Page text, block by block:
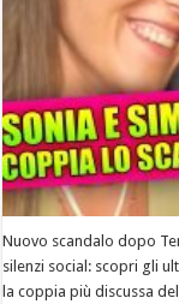
Nuovo scandalo dopo
silenzi social: scopri gli
la coppia più discussa